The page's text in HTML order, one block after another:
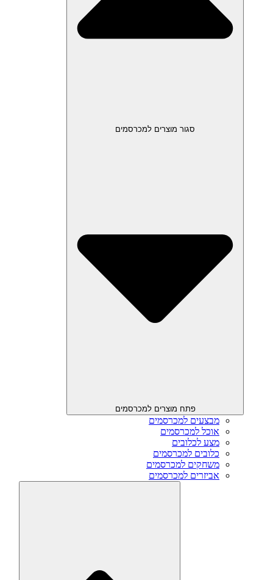
סגור מוצרים למכרסמים
פתח מוצרים למכרסמים
מבצעים למכרסמים
אוכל למכרסמים
מצע לכלובים
כלובים למכרסמים
משחקים למכרסמים
אביזרים למכרסמים